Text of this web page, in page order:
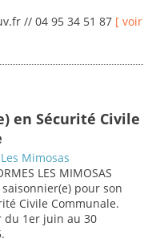
// 04 95 34 51 87 [ voir
en Sécurité Civile
Mimosas
LES MIMOSAS
pour son
Civile Communale.
du 1er juin au 30